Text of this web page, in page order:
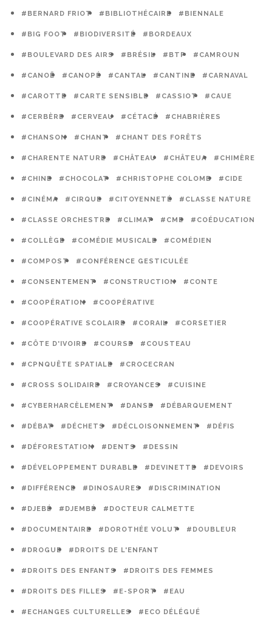
#BERNARD FRIOT #BIBLIOTHÉCAIRE #BIENNALE
#BIG FOOT #BIODIVERSITÉ #BORDEAUX
#BOULEVARD DES AIRS #BRÉSIL #BTP #CAMROUN
#CANOË #CANOPÉ #CANTAL #CANTINE #CARNAVAL
#CAROTTE #CARTE SENSIBLE #CASSIOT #CAUE
#CERBÈRE #CERVEAU #CÉTACÉ #CHABRIÈRES
#CHANSON #CHANT #CHANT DES FORÊTS
#CHARENTE NATURE #CHÂTEAU #CHÂTEUA #CHIMÈRE
#CHINE #CHOCOLAT #CHRISTOPHE COLOMB #CIDE
#CINÉMA #CIRQUE #CITOYENNETÉ #CLASSE NATURE
#CLASSE ORCHESTRE #CLIMAT #CME #COÉDUCATION
#COLLÈGE #COMÉDIE MUSICALE #COMÉDIEN
#COMPOST #CONFÉRENCE GESTICULÉE
#CONSENTEMENT #CONSTRUCTION #CONTE
#COOPÉRATION #COOPÉRATIVE
#COOPÉRATIVE SCOLAIRE #CORAIL #CORSETIER
#CÔTE D'IVOIRE #COURSE #COUSTEAU
#CPNQUÊTE SPATIALE #CROCECRAN
#CROSS SOLIDAIRE #CROYANCES #CUISINE
#CYBERHARCÈLEMENT #DANSE #DÉBARQUEMENT
#DÉBAT #DÉCHETS #DÉCLOISONNEMENT #DÉFIS
#DÉFORESTATION #DENTS #DESSIN
#DÉVELOPPEMENT DURABLE #DEVINETTE #DEVOIRS
#DIFFÉRENCE #DINOSAURES #DISCRIMINATION
#DJEBÉ #DJEMBÉ #DOCTEUR CALMETTE
#DOCUMENTAIRE #DOROTHÉE VOLUT #DOUBLEUR
#DROGUE #DROITS DE L'ENFANT
#DROITS DES ENFANTS #DROITS DES FEMMES
#DROITS DES FILLES #E-SPORT #EAU
#ECHANGES CULTURELLES #ECO DÉLÉGUÉ